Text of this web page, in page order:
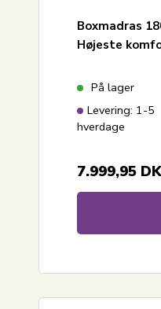
Boxmadras
Højeste
På lager
Levering: 1-5
hverdage
7.999,95